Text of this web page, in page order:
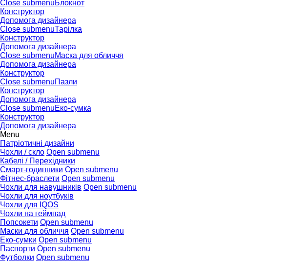
Close submenuБлокнот
Конструктор
Допомога дизайнера
Close submenuТарілка
Конструктор
Допомога дизайнера
Close submenuМаска для обличчя
Допомога дизайнера
Конструктор
Close submenuПазли
Конструктор
Допомога дизайнера
Close submenuЕко-сумка
Конструктор
Допомога дизайнера
Menu
Патріотичні дизайни
Чохли / скло Open submenu
Кабелі / Перехідники
Смарт-годинники Open submenu
Фітнес-браслети Open submenu
Чохли для навушників Open submenu
Чохли для ноутбуків
Чохли для IQOS
Чохли на геймпад
Попсокети Open submenu
Маски для обличчя Open submenu
Еко-сумки Open submenu
Паспорти Open submenu
Футболки Open submenu